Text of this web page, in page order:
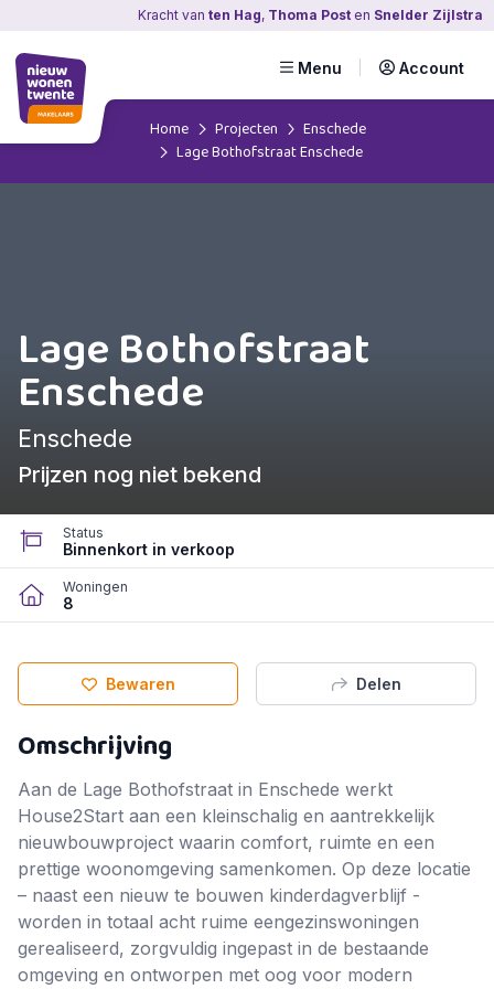
Kracht van ten Hag, Thoma Post en Snelder Zijlstra
Menu Account
Home Projecten
Enschede
Lage Bothofstraat Enschede
Lage Bothofstraat
Enschede
Enschede
Prijzen nog niet bekend
Status
Binnenkort in verkoop
Woningen
8
Bewaren Delen
Omschrijving
Aan de Lage Bothofstraat in Enschede werkt
House2Start aan een kleinschalig en aantrekkelijk
nieuwbouwproject waarin comfort, ruimte en een
prettige woonomgeving samenkomen. Op deze locatie
– naast een nieuw te bouwen kinderdagverblijf -
worden in totaal acht ruime eengezinswoningen
gerealiseerd, zorgvuldig ingepast in de bestaande
omgeving en ontworpen met oog voor modern